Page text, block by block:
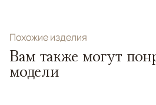
Похожие изделия
Вам также могут
модели